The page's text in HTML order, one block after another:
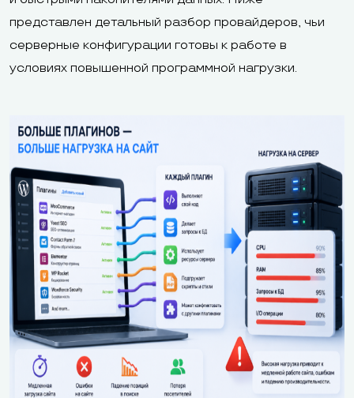
представлен детальный разбор провайдеров, чьи
серверные конфигурации готовы к работе в
условиях повышенной программной нагрузки.